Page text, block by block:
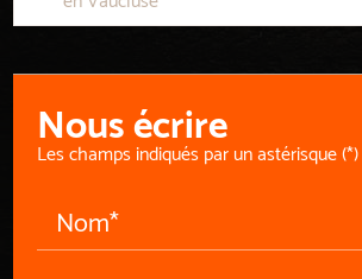
Nous écrire
Les champs indiqués par un astérisque
Nom*